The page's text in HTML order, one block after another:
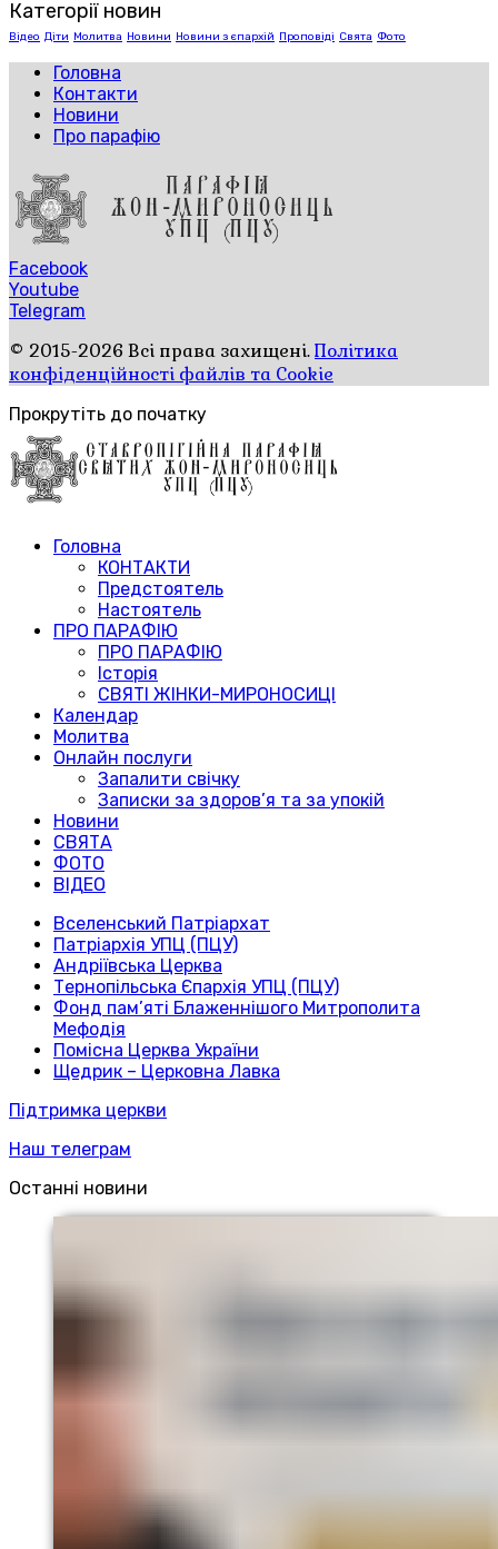
Категорії новин
Відео Діти Молитва Новини Новини з єпархій Проповіді Свята Фото
Головна
Контакти
Новини
Про парафію
Facebook
Youtube
Telegram
© 2015-2026 Всі права захищені.Політика
конфіденційності файлів та Cookie
Прокрутіть до початку
Головна
КОНТАКТИ
Предстоятель
Настоятель
ПРО ПАРАФІЮ
ПРО ПАРАФІЮ
Історія
СВЯТІ ЖІНКИ-МИРОНОСИЦІ
Календар
Молитва
Онлайн послуги
Запалити свічку
Записки за здоров’я та за упокій
Новини
СВЯТА
ФОТО
ВІДЕО
Вселенський Патріархат
Патріархія УПЦ (ПЦУ)
Андріївська Церква
Тернопільська Єпархія УПЦ (ПЦУ)
Фонд пам’яті Блаженнішого Митрополита
Мефодія
Помісна Церква України
Щедрик – Церковна Лавка
Підтримка церкви
Наш телеграм
Останні новини